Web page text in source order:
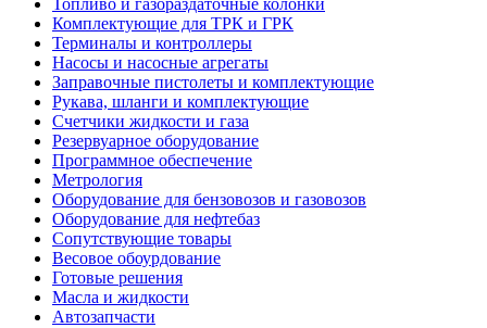
Топливо и газораздаточные колонки
Комплектующие для ТРК и ГРК
Терминалы и контроллеры
Насосы и насосные агрегаты
Заправочные пистолеты и комплектующие
Рукава, шланги и комплектующие
Счетчики жидкости и газа
Резервуарное оборудование
Программное обеспечение
Метрология
Оборудование для бензовозов и газовозов
Оборудование для нефтебаз
Сопутствующие товары
Весовое обоурдование
Готовые решения
Масла и жидкости
Автозапчасти